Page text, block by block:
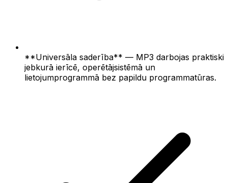
**Universāla saderība** — MP3 darbojas praktiski
jebkurā ierīcē, operētājsistēmā un
lietojumprogrammā bez papildu programmatūras.